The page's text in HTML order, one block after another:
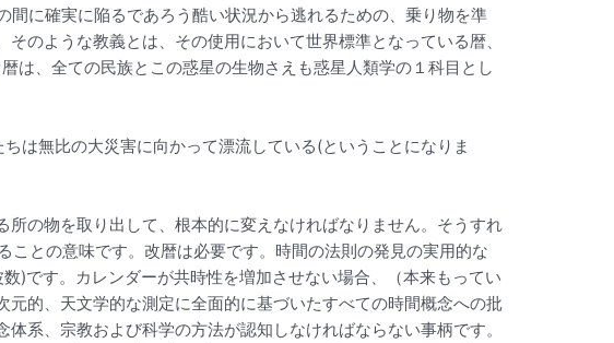
に確実に陥るであろう酷い状況から逃れるための、乗り物を準
のような教義とは、その使用において世界標準となっている暦、
は、全ての民族とこの惑星の生物さえも惑星人類学の１科目とし
は無比の大災害に向かって漂流している(ということになりま
の物を取り出して、根本的に変えなければなりません。そうすれ
との意味です。改暦は必要です。時間の法則の発見の実用的な
)です。カレンダーが共時性を増加させない場合、（本来もってい
的、天文学的な測定に全面的に基づいたすべての時間概念への批
系、宗教および科学の方法が認知しなければならない事柄です。